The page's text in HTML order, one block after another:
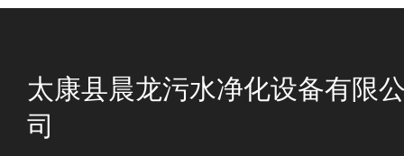
太康县晨龙污水净化设备有限
司